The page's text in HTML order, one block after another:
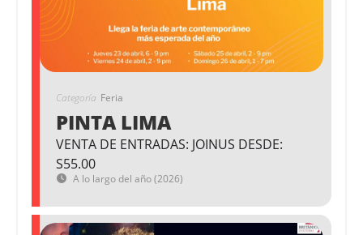
Categoría Feria
PINTA LIMA
VENTA DE ENTRADAS: JOINUS DESDE:
S55.00
A lo largo del año (2026)